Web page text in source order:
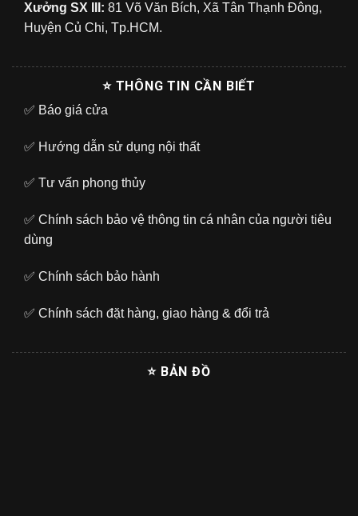
Xưởng SX III: 81 Võ Văn Bích, Xã Tân Thạnh Đông,
Huyện Củ Chi, Tp.HCM.
⭐ THÔNG TIN CẦN BIẾT
✅ Báo giá cửa
✅ Hướng dẫn sử dụng nội thất
✅ Tư vấn phong thủy
✅ Chính sách bảo vệ thông tin cá nhân của người tiêu
dùng
✅ Chính sách bảo hành
✅ Chính sách đặt hàng, giao hàng & đổi trả
⭐ BẢN ĐỒ